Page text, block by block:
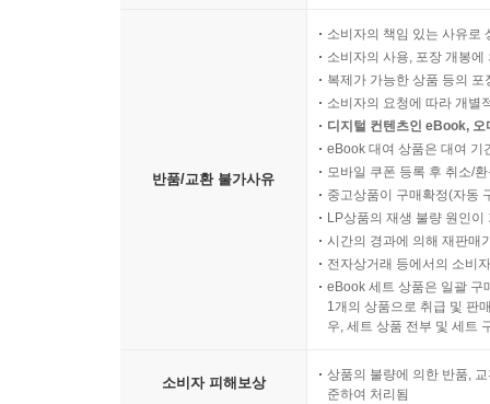
반품/교환 불가사유
소비자의 책임 있는 사유로
소비자의 사용, 포장 개봉
복제가 가능한 상품 등의
소비자의 요청에 따라 개별
디지털 컨텐츠인 eBook,
eBook 대여 상품은 대여 기
모바일 쿠폰 등록 후 취소/
중고상품이 구매확정(자동
LP상품의 재생 불량 원인
시간의 경과에 의해 재판매
전자상거래 등에서의 소비
eBook 세트 상품은 일괄 구
1개의 상품으로 취급 및 판
우, 세트 상품 전부 및 세트
소비자 피해보상
상품의 불량에 의한 반품,
준하여 처리됨